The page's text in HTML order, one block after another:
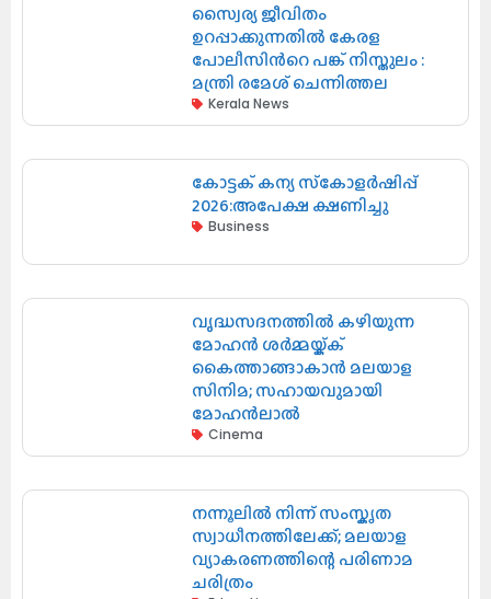
സ്വൈര്യ ജീവിതം
ഉറപ്പാക്കുന്നതില്‍ കേരള
പോലീസിന്‍റെ പങ്ക് നിസ്തുലം :
മന്ത്രി രമേശ് ചെന്നിത്തല
Kerala News
കോട്ടക് കന്യ സ്‌കോളർഷിപ്പ്
2026:അപേക്ഷ ക്ഷണിച്ചു
Business
വൃദ്ധസദനത്തിൽ കഴിയുന്ന
മോഹൻ ശർമ്മയ്ക്ക്
കൈത്താങ്ങാകാൻ മലയാള
സിനിമ; സഹായവുമായി
മോഹൻലാൽ
Cinema
നന്നൂലിൽ നിന്ന് സംസ്കൃത
സ്വാധീനത്തിലേക്ക്; മലയാള
വ്യാകരണത്തിന്റെ പരിണാമ
ചരിത്രം